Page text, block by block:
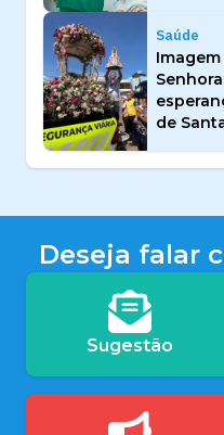
Saúde
de
Deseja falar
Sugestão